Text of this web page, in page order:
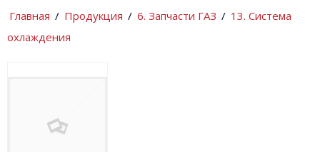
Главная / Продукция / 6. Запчасти ГАЗ / 13. Система
охлаждения